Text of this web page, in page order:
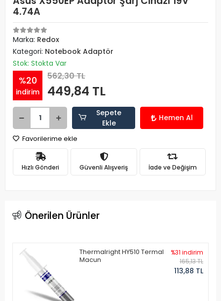
4.74A
Marka: Redox
Kategori: Notebook Adaptör
Stok: Stokta Var
%20
indirim
562,30 TL
449,84 TL
Sepete
Ekle
Hemen Al
Favorilerime ekle
Hızlı Gönderi Güvenli Alışveriş İade ve Değişim
Önerilen Ürünler
Thermalright HY510 Termal
Macun
%31 indirim
165,13 TL
113,88 TL